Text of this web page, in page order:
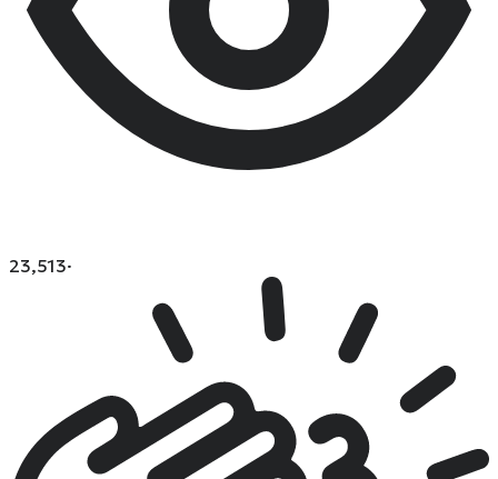
23,513·